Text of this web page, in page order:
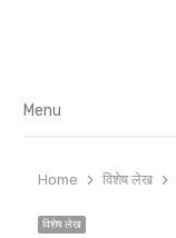
Menu
Menu
Home विशेष लेख
विशेष लेख